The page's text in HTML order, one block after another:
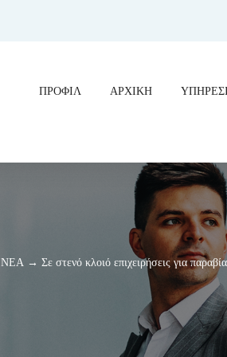
ΠΡΟΦΊΛ ΑΡΧΙΚΗ
ΝΕΑ → Σε στενό κλοιό επιχειρήσεις για